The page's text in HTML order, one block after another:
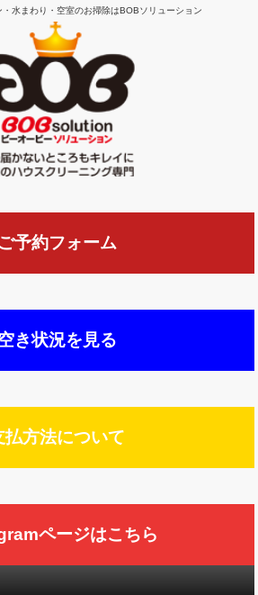
・水まわり・空室のお掃除はBOBソリューション
ご予約フォーム
き状況を見る
払方法について
ページはこちら